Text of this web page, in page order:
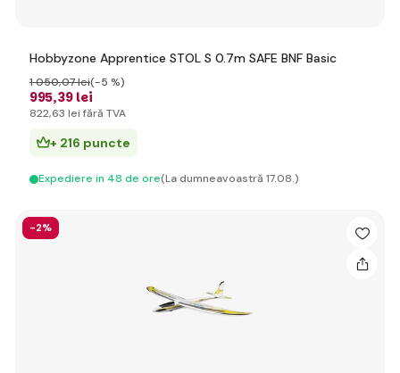
Hobbyzone Apprentice STOL S 0.7m SAFE BNF Basic
995,39 lei
1 050,07 lei(-5 %)
822,63 lei fără TVA
+ 216 puncte
Expediere in 48 de ore(La dumneavoastră 17.08.)
-2%